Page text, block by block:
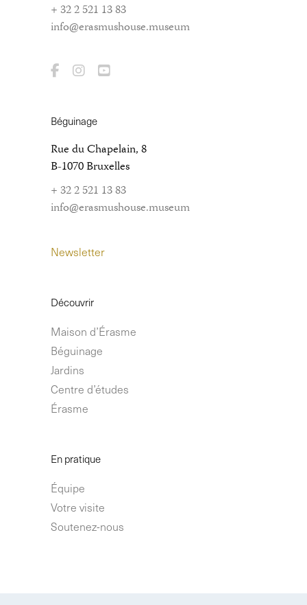
+ 32 2 521 13 83
info@erasmushouse.museum
Béguinage
Rue du Chapelain, 8
B-1070 Bruxelles
+ 32 2 521 13 83
info@erasmushouse.museum
Newsletter
Découvrir
Maison d’Érasme
Béguinage
Jardins
Centre d’études
Érasme
En pratique
Équipe
Votre visite
Soutenez-nous